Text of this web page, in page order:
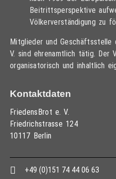
Beitrittsperspektive
Völkerverständigung zu
Mitglieder und Geschäftsstelle
V. sind ehrenamtlich tätig. Der
organisatorisch und inhaltlich
Kontaktdaten
FriedensBrot e. V.
Friedrichstrasse 124
10117 Berlin
+49 (0)151 74 44 06 63